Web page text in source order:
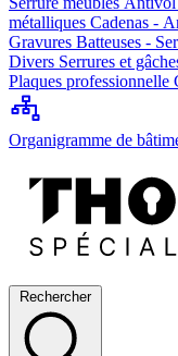
métalliques Cadenas -
Gravures Batteuses -
Divers Serrures et
Plaques professionnelle
Organigramme de
Rechercher